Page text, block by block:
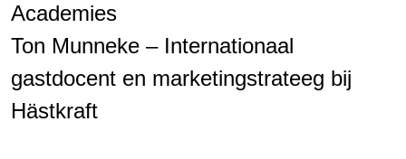
Academies
Ton Munneke – Internationaal
gastdocent en marketingstrateeg bij
Hästkraft